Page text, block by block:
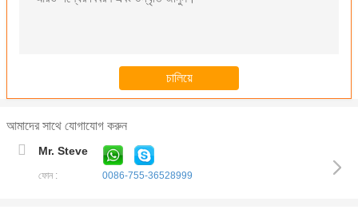
আমাদের সাথে যোগাযোগ করুন
Mr. Steve
ফোন : 0086-755-36528999